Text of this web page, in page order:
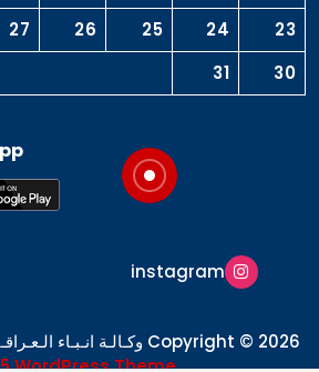
23
24
25
26
27
30
31
instagram
Copyright © 2026 وكـالـة انـبـاء الـعـراقـيـة | Powered by
WordPress Theme